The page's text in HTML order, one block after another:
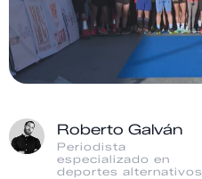
Roberto Galván
Periodista
especializado en
deportes alternativos